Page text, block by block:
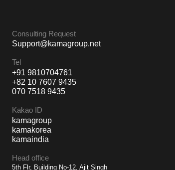
Consulting Request
Support@kamagroup.net
Tel
+91 9810704761
+82 10 7607 9435
070 7518 9435
Kakao ID
kamagroup
kamakorea
kamaindia
Head office
5th Flr, Building No-12, Ajit Singh